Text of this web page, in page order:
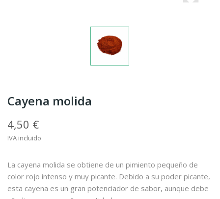
Cayena molida
4,50 €
IVA incluido
La cayena molida se obtiene de un pimiento pequeño de
color rojo intenso y muy picante. Debido a su poder picante,
esta cayena es un gran potenciador de sabor, aunque debe